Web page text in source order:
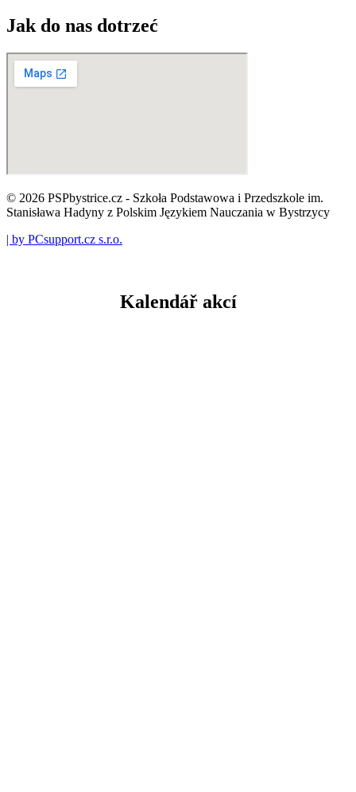
Jak do nas dotrzeć
© 2026 PSPbystrice.cz - Szkoła Podstawowa i Przedszkole im.
Stanisława Hadyny z Polskim Językiem Nauczania w Bystrzycy
| by PCsupport.cz s.r.o.
Kalendář akcí